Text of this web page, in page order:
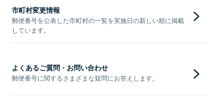
市町村変更情報
郵便番号を公表した市町村の一覧を実施日の新しい順に掲載
しています。
よくあるご質問・お問い合わせ
郵便番号に関するさまざまな疑問にお答えします。